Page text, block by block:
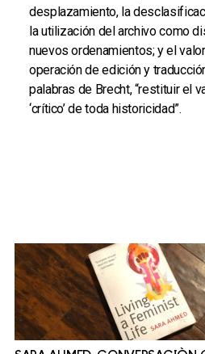
desplazamiento, la
la utilización del archivo como
nuevos ordenamientos; y el
operación de edición y
palabras de Brecht, “restituir el
‘crítico’ de toda historicidad”.